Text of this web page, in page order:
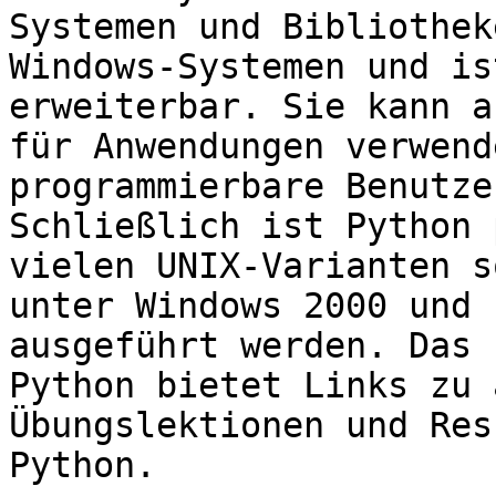
Systemen und
Windows-Systemen und
erweiterbar. Sie kann
für Anwendungen
programmierbare
Schließlich ist Python
vielen UNIX-Varianten
unter Windows 2000
ausgeführt werden. Das
Python bietet Links zu
Übungslektionen und
Python.